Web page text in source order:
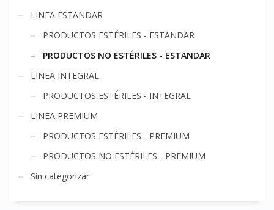
LINEA ESTANDAR
PRODUCTOS ESTÉRILES - ESTANDAR
PRODUCTOS NO ESTÉRILES - ESTANDAR
LINEA INTEGRAL
PRODUCTOS ESTÉRILES - INTEGRAL
LINEA PREMIUM
PRODUCTOS ESTÉRILES - PREMIUM
PRODUCTOS NO ESTÉRILES - PREMIUM
Sin categorizar